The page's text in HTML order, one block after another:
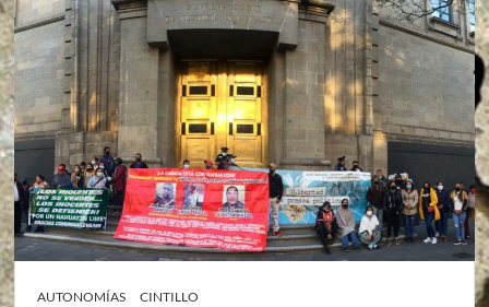
AUTONOMÍAS
CINTILLO